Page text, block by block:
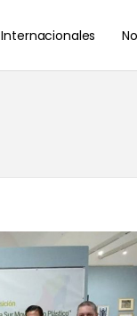
Internacionales